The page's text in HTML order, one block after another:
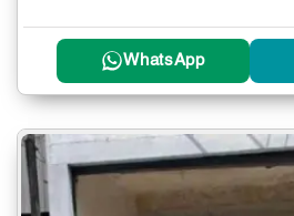
WhatsApp